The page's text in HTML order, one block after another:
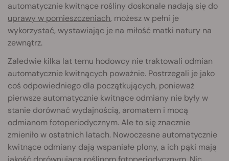
automatycznie kwitnące rośliny doskonale nadają się do
uprawy w pomieszczeniach, możesz w pełni je
wykorzystać, wystawiając je na miłość matki natury na
zewnątrz.
Zaledwie kilka lat temu hodowcy nie traktowali odmian
automatycznie kwitnących poważnie. Postrzegali je jako
coś odpowiedniego dla początkujących, ponieważ
pierwsze automatycznie kwitnące odmiany nie były w
stanie dorównać wydajnością, aromatem i mocą
odmianom fotoperiodycznym. Ale to się znacznie
zmieniło w ostatnich latach. Nowoczesne automatycznie
kwitnące odmiany dają wspaniałe plony, a ich pąki mają